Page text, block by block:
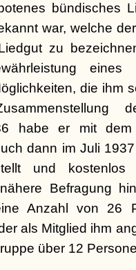
bündisches
war, welche
zu
eines
die ihm
habe er mit
dann im Juli
und
Befragung
Anzahl von 26
als Mitglied ihm
über 12